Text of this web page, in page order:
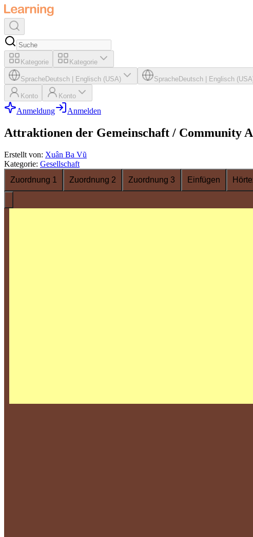
Kategorie Kategorie
SpracheDeutsch Englisch (USA) SpracheDeutsch Englisch
Konto Konto
Anmeldung Anmelden
Attraktionen der Gemeinschaft / Community
Erstellt von: Xuân Ba Vũ
Kategorie: Gesellschaft
Zuordnung 1
Zuordnung 2 Zuordnung 3 Einfügen